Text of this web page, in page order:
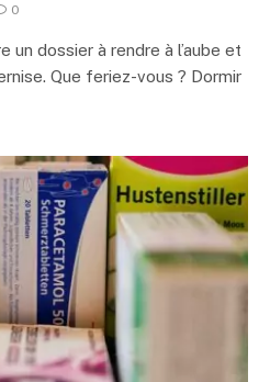
0
un dossier à rendre à l’aube et
Que feriez-vous ? Dormir